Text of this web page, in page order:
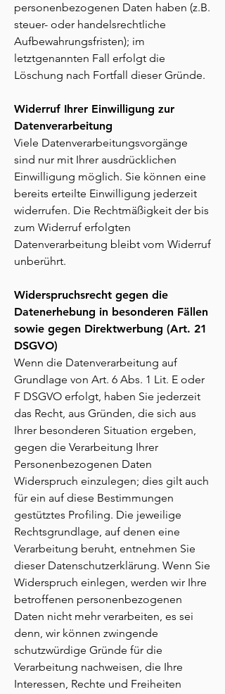
personenbezogenen Daten haben (z.B.
steuer- oder handelsrechtliche
Aufbewahrungsfristen); im
letztgenannten Fall erfolgt die
Löschung nach Fortfall dieser Gründe.
Widerruf Ihrer Einwilligung zur
Datenverarbeitung
Viele Datenverarbeitungsvorgänge
sind nur mit Ihrer ausdrücklichen
Einwilligung möglich. Sie können eine
bereits erteilte Einwilligung jederzeit
widerrufen. Die Rechtmäßigkeit der bis
zum Widerruf erfolgten
Datenverarbeitung bleibt vom Widerruf
unberührt.
Widerspruchsrecht gegen die
Datenerhebung in besonderen Fällen
sowie gegen Direktwerbung (Art. 21
DSGVO)
Wenn die Datenverarbeitung auf
Grundlage von Art. 6 Abs. 1 Lit. E oder
F DSGVO erfolgt, haben Sie jederzeit
das Recht, aus Gründen, die sich aus
Ihrer besonderen Situation ergeben,
gegen die Verarbeitung Ihrer
Personenbezogenen Daten
Widerspruch einzulegen; dies gilt auch
für ein auf diese Bestimmungen
gestütztes Profiling. Die jeweilige
Rechtsgrundlage, auf denen eine
Verarbeitung beruht, entnehmen Sie
dieser Datenschutzerklärung. Wenn Sie
Widerspruch einlegen, werden wir Ihre
betroffenen personenbezogenen
Daten nicht mehr verarbeiten, es sei
denn, wir können zwingende
schutzwürdige Gründe für die
Verarbeitung nachweisen, die Ihre
Interessen, Rechte und Freiheiten